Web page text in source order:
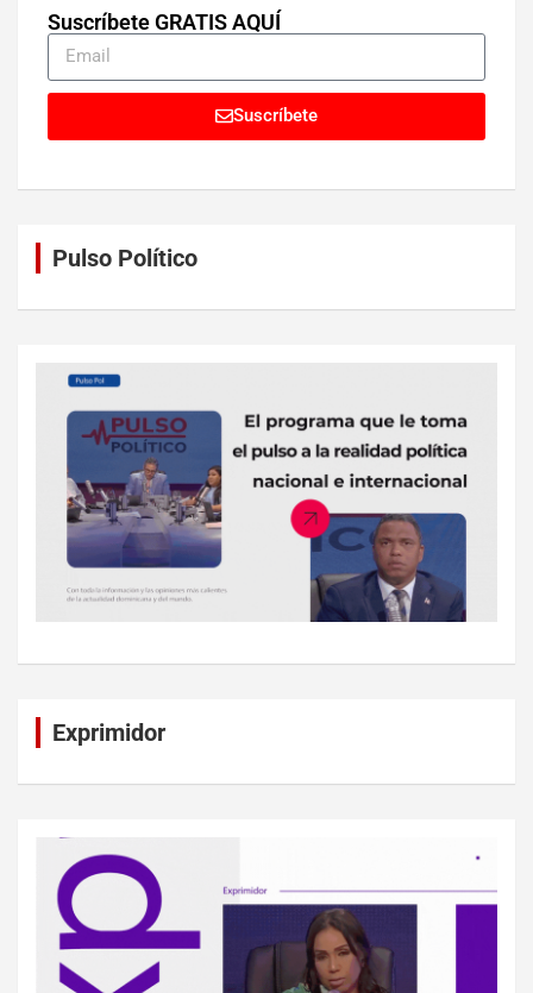
Suscríbete GRATIS AQUÍ
Suscríbete
Pulso Político
Exprimidor